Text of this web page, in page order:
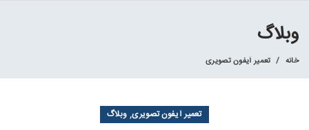
وبلاگ
خانه تعمیر آیفون تصویری
تعمیر آیفون تصویری, وبلاگ